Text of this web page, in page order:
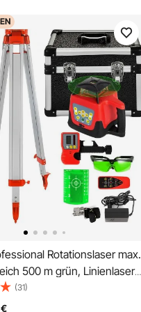
Rotationslaser max.
500 m grün, Linienlaser
höhenmesser Wasser-
Außenbereich
(31)
€